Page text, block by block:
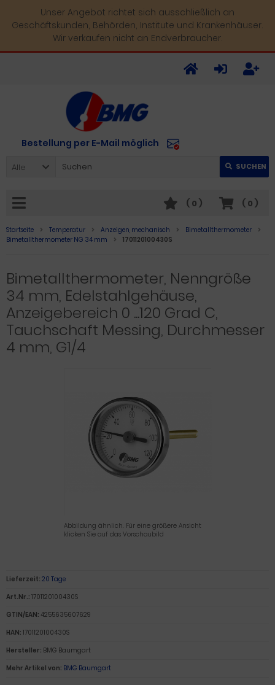
Unser Angebot richtet sich ausschließlich an
Geschäftskunden, Behörden, Institute und Krankenhäuser.
Wir verkaufen nicht an Endverbraucher.
Bestellung per E-Mail möglich
Alle SUCHEN
( 0 )
( 0 )
Startseite Temperatur Anzeigen, mechanisch
Bimetallthermometer
Bimetallthermometer NG 34 mm
1701120100430S
Bimetallthermometer, Nenngröße
34 mm, Edelstahlgehäuse,
Anzeigebereich 0 ...120 Grad C,
Tauchschaft Messing, Durchmesser
4 mm, G1/4
Abbildung ähnlich. Für eine größere Ansicht
klicken Sie auf das Vorschaubild
Lieferzeit: 20 Tage
Art.Nr.: 1701120100430S
GTIN/EAN: 4255635607629
HAN: 1701120100430S
Hersteller: BMG Baumgart
Mehr Artikel von: BMG Baumgart